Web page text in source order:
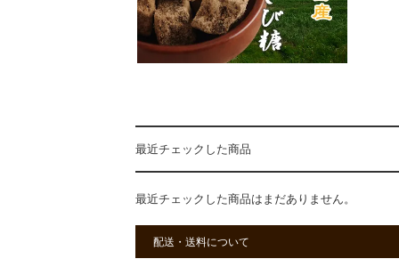
最近チェックした商品
最近チェックした商品はまだありません。
配送・送料について